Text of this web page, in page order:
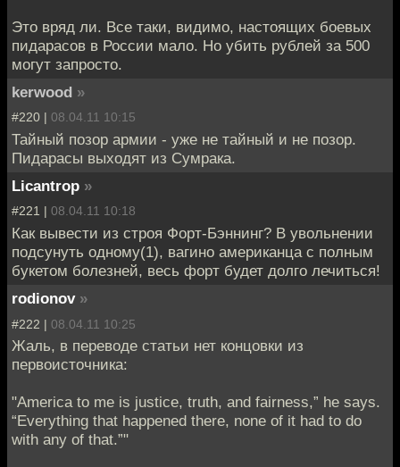
Это вряд ли. Все таки, видимо, настоящих боевых
пидарасов в России мало. Но убить рублей за 500
могут запросто.
kerwood »
#220 | 08.04.11 10:15
Тайный позор армии - уже не тайный и не позор.
Пидарасы выходят из Сумрака.
Licantrop »
#221 | 08.04.11 10:18
Как вывести из строя Форт-Бэннинг? В увольнении
подсунуть одному(1), вагино американца с полным
букетом болезней, весь форт будет долго лечиться!
rodionov »
#222 | 08.04.11 10:25
Жаль, в переводе статьи нет концовки из
первоисточника:
"America to me is justice, truth, and fairness,” he says.
“Everything that happened there, none of it had to do
with any of that.”"